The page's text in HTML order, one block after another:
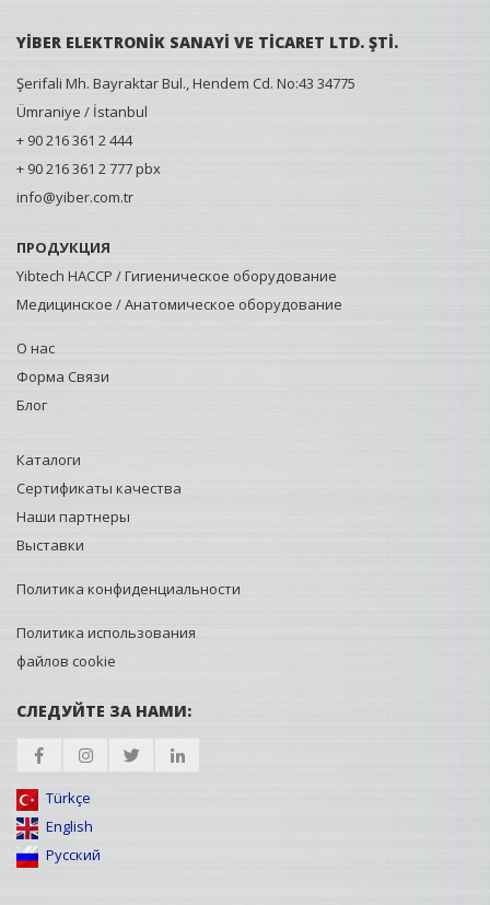
YİBER ELEKTRONİK SANAYİ VE TİCARET LTD. ŞTİ.
Şerifali Mh. Bayraktar Bul., Hendem Cd. No:43 34775
Ümraniye / İstanbul
+ 90 216 361 2 444
+ 90 216 361 2 777 pbx
info@yiber.com.tr
ПРОДУКЦИЯ
Yibtech HACCP / Гигиеническое оборудование
Медицинское / Анатомическое оборудование
О нас
Форма Связи
Блог
Каталоги
Сертификаты качества
Наши партнеры
Выставки
Политика конфиденциальности
Политика использования
файлов cookie
СЛЕДУЙТЕ ЗА НАМИ:
Türkçe
English
Русский